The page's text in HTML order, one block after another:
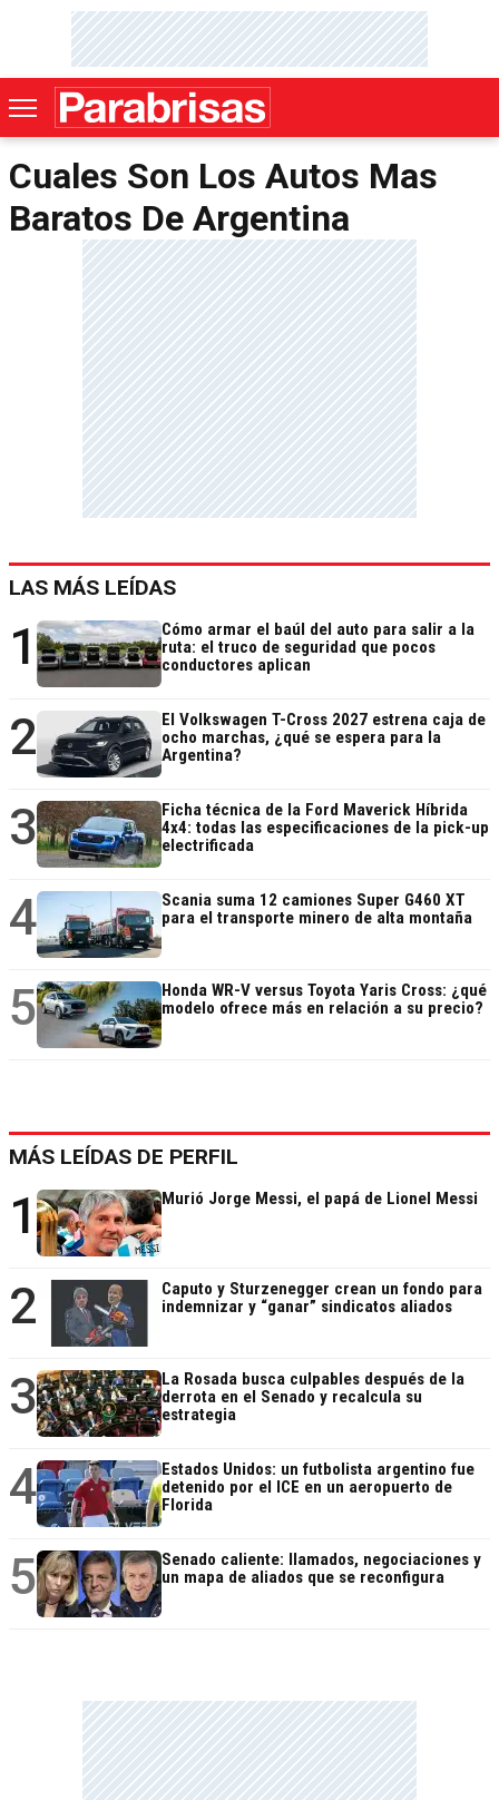
Cuales Son Los Autos Mas
Baratos De Argentina
LAS MÁS LEÍDAS
1
Cómo armar el baúl del auto para salir a la
ruta: el truco de seguridad que pocos
conductores aplican
2
El Volkswagen T-Cross 2027 estrena caja de
ocho marchas, ¿qué se espera para la
Argentina?
3
Ficha técnica de la Ford Maverick Híbrida
4x4: todas las especificaciones de la pick-up
electrificada
4
Scania suma 12 camiones Super G460 XT
para el transporte minero de alta montaña
5
Honda WR-V versus Toyota Yaris Cross: ¿qué
modelo ofrece más en relación a su precio?
MÁS LEÍDAS DE PERFIL
1 Murió Jorge Messi, el papá de Lionel Messi
2
Caputo y Sturzenegger crean un fondo para
indemnizar y “ganar” sindicatos aliados
3
La Rosada busca culpables después de la
derrota en el Senado y recalcula su
estrategia
4
Estados Unidos: un futbolista argentino fue
detenido por el ICE en un aeropuerto de
Florida
5
Senado caliente: llamados, negociaciones y
un mapa de aliados que se reconfigura